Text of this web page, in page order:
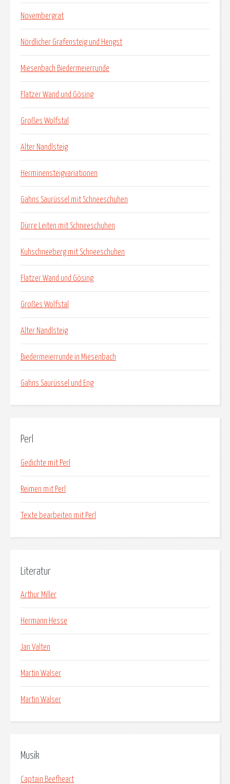
Novembergrat
Nördlicher Grafensteig und Hengst
Miesenbach Biedermeierrunde
Flatzer Wand und Gösing
Großes Wolfstal
Alter Nandlsteig
Herminensteigvariationen
Gahns Saurüssel mit Schneeschuhen
Dürre Leiten mit Schneeschuhen
Kuhschneeberg mit Schneeschuhen
Flatzer Wand und Gösing
Großes Wolfstal
Alter Nandlsteig
Biedermeierrunde in Miesenbach
Gahns Saurüssel und Eng
Perl
Gedichte mit Perl
Reimen mit Perl
Texte bearbeiten mit Perl
Literatur
Arthur Miller
Hermann Hesse
Jan Valten
Martin Walser
Martin Walser
Musik
Captain Beefheart